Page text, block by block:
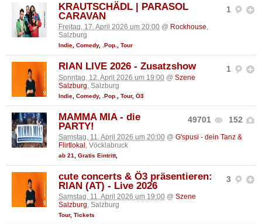
1
KRAUTSCHÄDL | PARASOL
CARAVAN
Freitag, 17. April 2026 um 20:00 @ Rockhouse,
Salzburg
Indie, Comedy, .Pop., Tour
1
RIAN LIVE 2026 - Zusatzshow
Sonntag, 12. April 2026 um 19:00 @ Szene
Salzburg , Salzburg
Indie Comedy, .Pop. Tour, Ö3
49701 152
MAMMA MIA - die
PARTY!
Samstag, 11. April 2026 um 20:00 @ G'spusi - dein Tanz &
Flirtlokal , Vöcklabruck
ab 21 Gratis Eintritt,
3
cute concerts & Ö3 präsentieren:
RIAN (AT) - Live 2026
Samstag, 11. April 2026 um 19:00 @ Szene
Salzburg, Salzburg
Tour, Tickets